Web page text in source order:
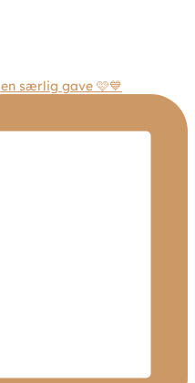
særlig gave 🩷💙